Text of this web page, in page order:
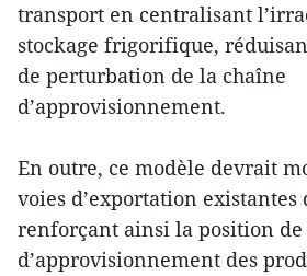
transport en centralisant
stockage frigorifique,
de perturbation de la chaîne
d’approvisionnement.
En outre, ce modèle devrait
voies d’exportation existantes
renforçant ainsi la position de
d’approvisionnement des